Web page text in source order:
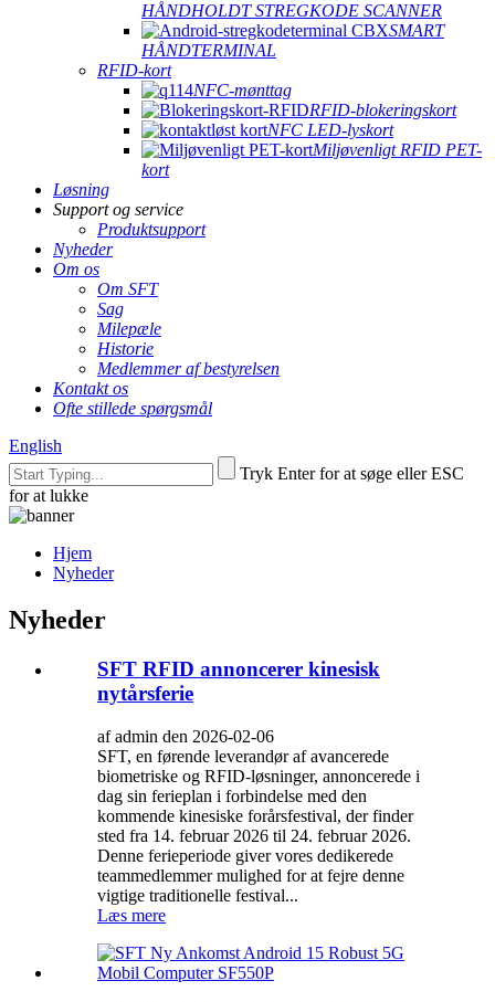
HÅNDHOLDT STREGKODE SCANNER
SMART
HÅNDTERMINAL
RFID-kort
NFC-mønttag
RFID-blokeringskort
NFC LED-lyskort
Miljøvenligt RFID PET-
kort
Løsning
Support og service
Produktsupport
Nyheder
Om os
Om SFT
Sag
Milepæle
Historie
Medlemmer af bestyrelsen
Kontakt os
Ofte stillede spørgsmål
English
Tryk Enter for at søge eller ESC
for at lukke
Hjem
Nyheder
Nyheder
SFT RFID annoncerer kinesisk
nytårsferie
af admin den 2026-02-06
SFT, en førende leverandør af avancerede
biometriske og RFID-løsninger, annoncerede i
dag sin ferieplan i forbindelse med den
kommende kinesiske forårsfestival, der finder
sted fra 14. februar 2026 til 24. februar 2026.
Denne ferieperiode giver vores dedikerede
teammedlemmer mulighed for at fejre denne
vigtige traditionelle festival...
Læs mere